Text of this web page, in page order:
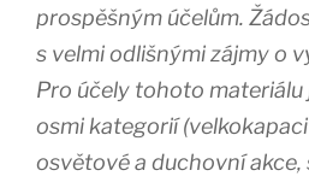
prospěšným účelům.
s velmi odlišnými zájmy o
Pro účely tohoto materiálu
osmi kategorií
osvětové a duchovní